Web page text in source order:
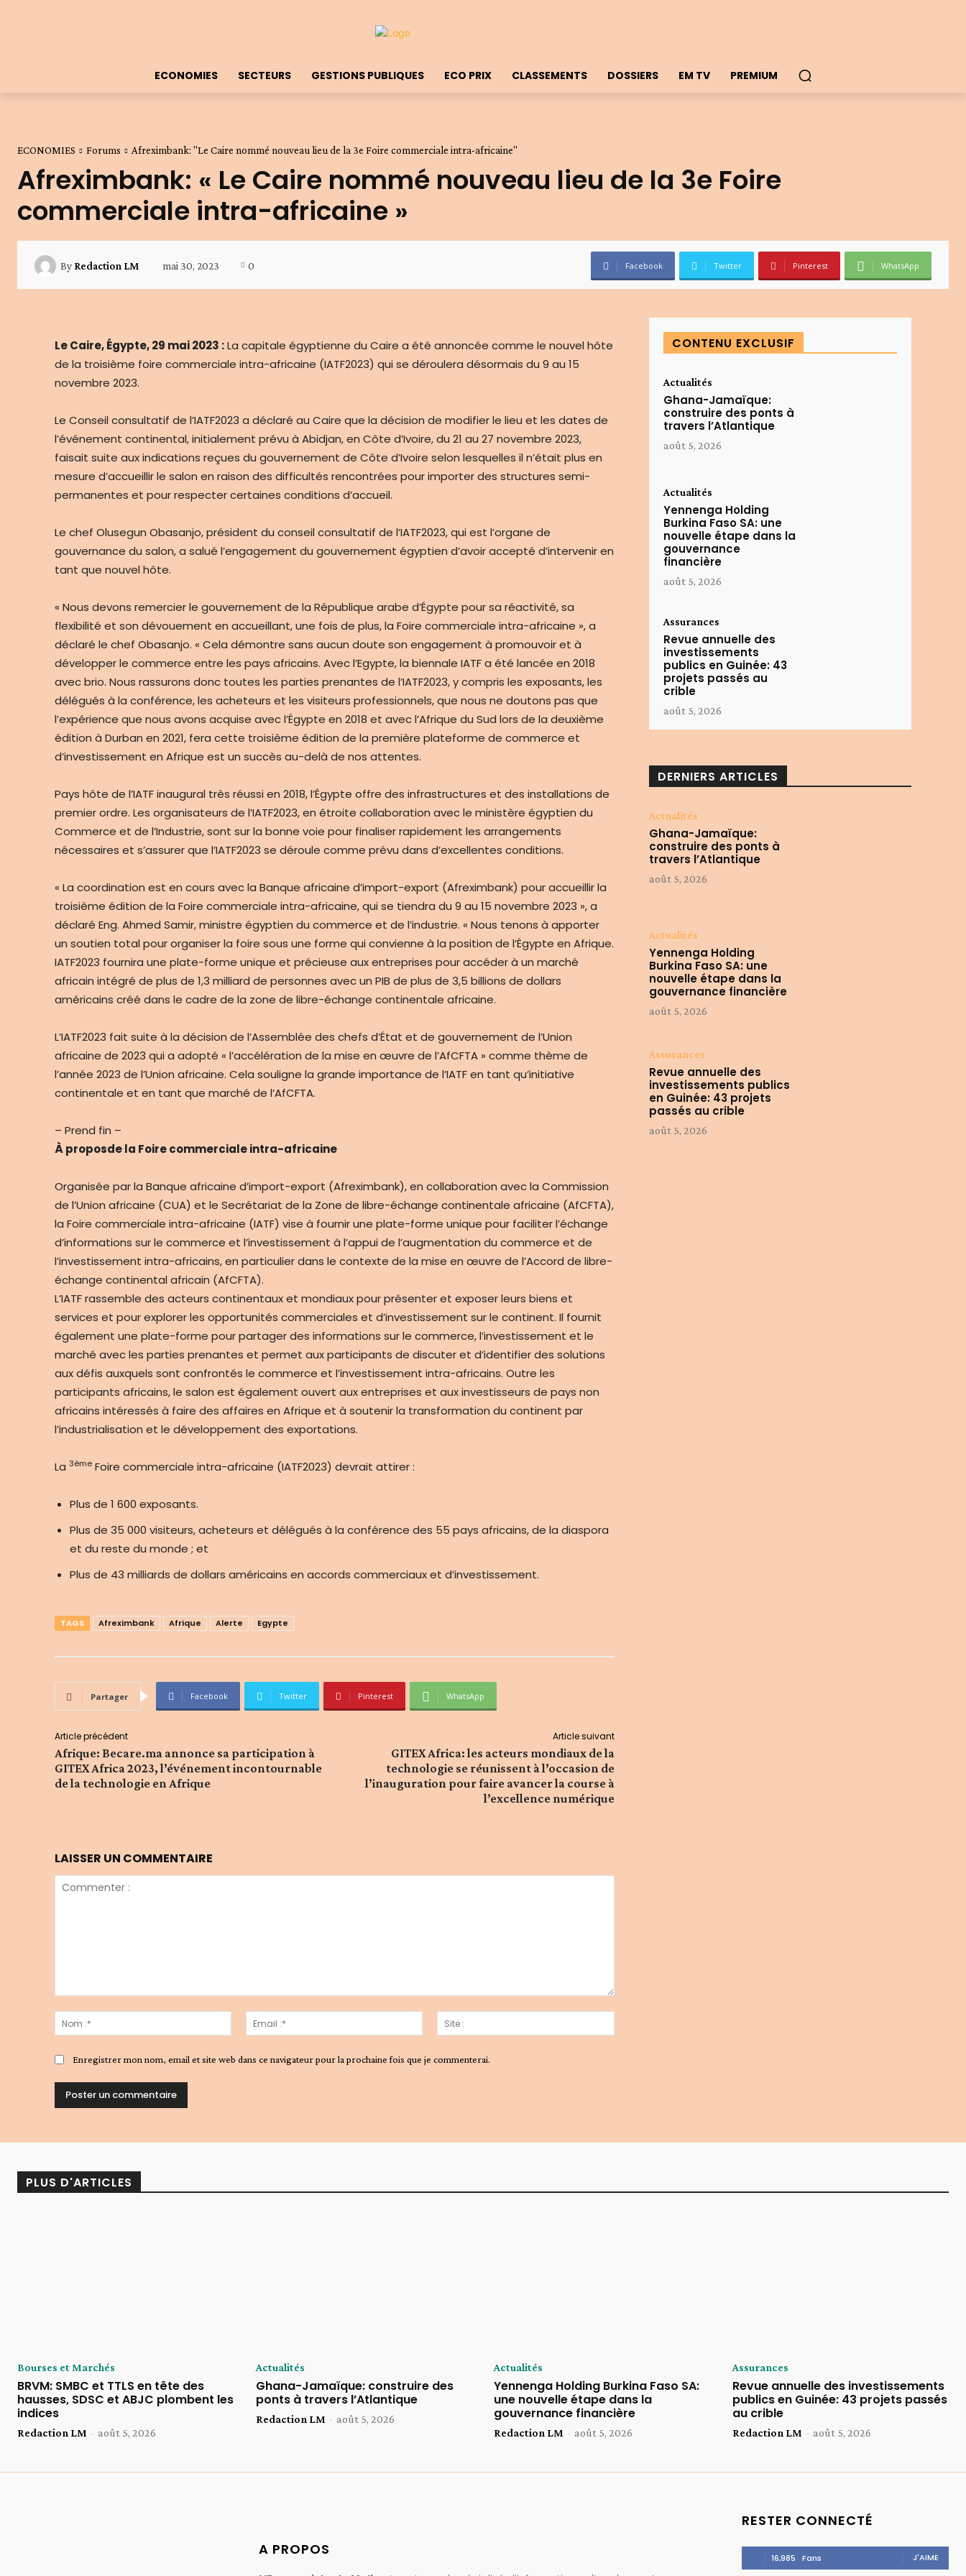
ECONOMIES SECTEURS GESTIONS PUBLIQUES ECO PRIX CLASSEMENTS DOSSIERS EM TV PREMIUM
ECONOMIES Forums Afreximbank: "Le Caire nommé nouveau lieu de la 3e Foire commerciale intra-africaine"
Afreximbank: « Le Caire nommé nouveau lieu de la 3e Foire
commerciale intra-africaine »
By Redaction LM mai 30, 2023 0 Facebook Twitter Pinterest WhatsApp
Le Caire, Égypte, 29 mai 2023 :La capitale égyptienne du Caire a été annoncée comme le nouvel hôte
de la troisième foire commerciale intra-africaine (IATF2023) qui se déroulera désormais du 9 au 15
novembre 2023.
Le Conseil consultatif de l’IATF2023 a déclaré au Caire que la décision de modifier le lieu et les dates de
l’événement continental, initialement prévu à Abidjan, en Côte d’Ivoire, du 21 au 27 novembre 2023,
faisait suite aux indications reçues du gouvernement de Côte d’Ivoire selon lesquelles il n’était plus en
mesure d’accueillir le salon en raison des difficultés rencontrées pour importer des structures semi-
permanentes et pour respecter certaines conditions d’accueil.
Le chef Olusegun Obasanjo, président du conseil consultatif de l’IATF2023, qui est l’organe de
gouvernance du salon, a salué l’engagement du gouvernement égyptien d’avoir accepté d’intervenir en
tant que nouvel hôte.
« Nous devons remercier le gouvernement de la République arabe d’Égypte pour sa réactivité, sa
flexibilité et son dévouement en accueillant, une fois de plus, la Foire commerciale intra-africaine », a
déclaré le chef Obasanjo. « Cela démontre sans aucun doute son engagement à promouvoir et à
développer le commerce entre les pays africains. Avec l’Egypte, la biennale IATF a été lancée en 2018
avec brio. Nous rassurons donc toutes les parties prenantes de l’IATF2023, y compris les exposants, les
délégués à la conférence, les acheteurs et les visiteurs professionnels, que nous ne doutons pas que
l’expérience que nous avons acquise avec l’Égypte en 2018 et avec l’Afrique du Sud lors de la deuxième
édition à Durban en 2021, fera cette troisième édition de la première plateforme de commerce et
d’investissement en Afrique est un succès au-delà de nos attentes.
Pays hôte de l’IATF inaugural très réussi en 2018, l’Égypte offre des infrastructures et des installations de
premier ordre. Les organisateurs de l’IATF2023, en étroite collaboration avec le ministère égyptien du
Commerce et de l’Industrie, sont sur la bonne voie pour finaliser rapidement les arrangements
nécessaires et s’assurer que l’IATF2023 se déroule comme prévu dans d’excellentes conditions.
« La coordination est en cours avec la Banque africaine d’import-export (Afreximbank) pour accueillir la
troisième édition de la Foire commerciale intra-africaine, qui se tiendra du 9 au 15 novembre 2023 », a
déclaré Eng. Ahmed Samir, ministre égyptien du commerce et de l’industrie. « Nous tenons à apporter
un soutien total pour organiser la foire sous une forme qui convienne à la position de l’Égypte en Afrique.
IATF2023 fournira une plate-forme unique et précieuse aux entreprises pour accéder à un marché
africain intégré de plus de 1,3 milliard de personnes avec un PIB de plus de 3,5 billions de dollars
américains créé dans le cadre de la zone de libre-échange continentale africaine.
L’IATF2023 fait suite à la décision de l’Assemblée des chefs d’État et de gouvernement de l’Union
africaine de 2023 qui a adopté « l’accélération de la mise en œuvre de l’AfCFTA » comme thème de
l’année 2023 de l’Union africaine. Cela souligne la grande importance de l’IATF en tant qu’initiative
continentale et en tant que marché de l’AfCFTA.
– Prend fin –
À proposde la Foire commerciale intra-africaine
Organisée par la Banque africaine d’import-export (Afreximbank), en collaboration avec la Commission
de l’Union africaine (CUA) et le Secrétariat de la Zone de libre-échange continentale africaine (AfCFTA),
la Foire commerciale intra-africaine (IATF) vise à fournir une plate-forme unique pour faciliter l’échange
d’informations sur le commerce et l’investissement à l’appui de l’augmentation du commerce et de
l’investissement intra-africains, en particulier dans le contexte de la mise en œuvre de l’Accord de libre-
échange continental africain (AfCFTA).
L’IATF rassemble des acteurs continentaux et mondiaux pour présenter et exposer leurs biens et
services et pour explorer les opportunités commerciales et d’investissement sur le continent. Il fournit
également une plate-forme pour partager des informations sur le commerce, l’investissement et le
marché avec les parties prenantes et permet aux participants de discuter et d’identifier des solutions
aux défis auxquels sont confrontés le commerce et l’investissement intra-africains. Outre les
participants africains, le salon est également ouvert aux entreprises et aux investisseurs de pays non
africains intéressés à faire des affaires en Afrique et à soutenir la transformation du continent par
l’industrialisation et le développement des exportations.
La 3ème Foire commerciale intra-africaine (IATF2023) devrait attirer :
Plus de 1 600 exposants.
Plus de 35 000 visiteurs, acheteurs et délégués à la conférence des 55 pays africains, de la diaspora
et du reste du monde ; et
Plus de 43 milliards de dollars américains en accords commerciaux et d’investissement.
TAGS Afreximbank Afrique Alerte Egypte
Partager Facebook Twitter Pinterest WhatsApp
Article précédent
Afrique: Becare.ma annonce sa participation à
GITEX Africa 2023, l’événement incontournable
de la technologie en Afrique
Article suivant
GITEX Africa: les acteurs mondiaux de la
technologie se réunissent à l’occasion de
l’inauguration pour faire avancer la course à
l’excellence numérique
LAISSER UN COMMENTAIRE
:*
Email
:*
:
Enregistrer mon nom, email et site web dans ce navigateur pour la prochaine fois que je commenterai.
CONTENU EXCLUSIF
Actualités
Ghana-Jamaïque:
construire des ponts à
travers l’Atlantique
août 5, 2026
Actualités
Yennenga Holding
Burkina Faso SA: une
nouvelle étape dans la
gouvernance
financière
août 5, 2026
Assurances
Revue annuelle des
investissements
publics en Guinée: 43
projets passés au
crible
août 5, 2026
DERNIERS ARTICLES
Actualités
Ghana-Jamaïque:
construire des ponts à
travers l’Atlantique
août 5, 2026
Actualités
Yennenga Holding
Burkina Faso SA: une
nouvelle étape dans la
gouvernance financière
août 5, 2026
Assurances
Revue annuelle des
investissements publics
en Guinée: 43 projets
passés au crible
août 5, 2026
PLUS D'ARTICLES
Bourses et Marchés
BRVM: SMBC et TTLS en tête des
hausses, SDSC et ABJC plombent les
indices
Redaction LM - août 5, 2026
Actualités
Ghana-Jamaïque: construire des
ponts à travers l’Atlantique
Redaction LM - août 5, 2026
Actualités
Yennenga Holding Burkina Faso SA:
une nouvelle étape dans la
gouvernance financière
Redaction LM - août 5, 2026
Assurances
Revue annuelle des investissements
publics en Guinée: 43 projets passés
au crible
Redaction LM - août 5, 2026
A PROPOS
RESTER CONNECTÉ
16,985 Fans J'AIME